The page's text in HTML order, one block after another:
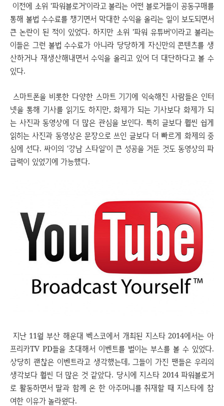
이전에 소위 '파워블로거'이라고 불리는 어떤 블로거들이 공동구매를
통해 불법 수수료를 챙기면서 막대한 수익을 올리는 일이 보도되면서
큰 논란이 된 적이 있었다. 하지만 소위 '파워 유튜버'이라고 불리는
이들은 그런 불법 수수료가 아니라 당당하게 자신만의 콘텐츠를 생
산하거나 재생산해내면서 수익을 올리고 있어 더 대단하다고 볼 수
있다.
스마트폰을 비롯한 다양한 스마트 기기에 익숙해진 사람들은 인터
넷을 통해 기사를 읽기도 하지만, 화제가 되는 기사보다 화제가 되
는 사진과 동영상에 더 많은 관심을 보인다. 특히 글보다 훨씬 쉽게
읽히는 사진과 동영상은 문장으로 쓰인 글보다 더 빠르게 화제의 중
심에 선다. 싸이의 '강남 스타일'이 큰 성공을 거둔 것도 동영상의 파
급력이 있었기에 가능했다.
지난 11월 부산 해운대 벡스코에서 개최된 지스타 2014에서는 아
프리카TV PD들을 초대해서 이벤트를 벌이는 부스를 볼 수 있었다.
상당히 괜찮은 이벤트라고 생각했는데, 그들이 가진 팬들은 우리의
생각보다 훨씬 더 많은 것 같았다. 당시에 지스타 2014 파워블로거
로 활동하면서 딸과 함께 온 한 아주머니를 취재할 때 지스타에 참
여한 이유가 놀라웠다.